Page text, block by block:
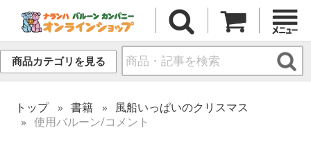
商品カテゴリを見る
トップ 書籍
風船いっぱいのクリスマス
使用バルーン/コメント